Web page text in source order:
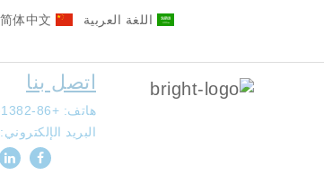
اللغة العربية
اتصل بنا
هاتف: +86-1382-6574-612
البريد الإلكتروني: